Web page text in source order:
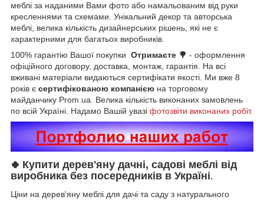
меблі за наданими Вами фото або намальованим від руки
кресленнями та схемами. Унікальний декор та авторська
меблі, велика кількість дизайнерських рішень, які не є
характерними для багатьох виробників.
100% гарантію Вашої покупки Отримаєте 🌳 - оформлення
офіційного договору, доставка, монтаж, гарантія. На всі
вживані матеріали видаються сертифікати якості. Ми вже 8
років є сертифікованою компанією на торговому
майданчику Prom.ua. Велика кількість виконаних замовлень
по всій Україні. Надамо Вашій увазі фотозвіти виконаних робіт.
🍀 Купити дерев'яну дачні, садові меблі від
виробника без посередників в Україні.
Ціни на дерев'яну меблі для дачі та саду з натурального